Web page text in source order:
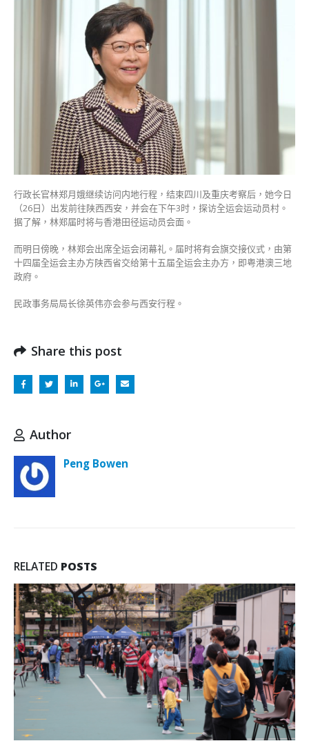
港
见
面〉
中
行政长官林郑月娥继续访问内地行程，结束四川及重庆考察后，她今日
（26日）出发前往陕西西安，并会在下午3时，探访全运会运动员村。
据了解，林郑届时将与香港田径运动员会面。
而明日傍晚，林郑会出席全运会闭幕礼。届时将有会旗交接仪式，由第
十四届全运会主办方陕西省交给第十五届全运会主办方，即粤港澳三地
政府。
民政事务局局长徐英伟亦会参与西安行程。
Share this post
Author
Peng Bowen
RELATED POSTS